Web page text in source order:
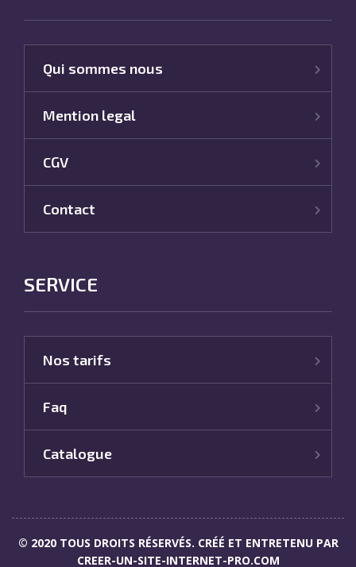
Qui sommes nous
Mention legal
CGV
Contact
SERVICE
Nos tarifs
Faq
Catalogue
© 2020 TOUS DROITS RÉSERVÉS. CRÉÉ ET ENTRETENU PAR
CREER-UN-SITE-INTERNET-PRO.COM